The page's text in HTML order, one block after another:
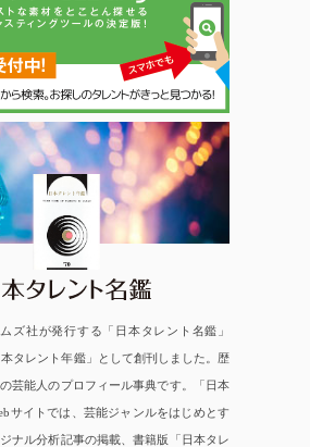
ズ社が発行する「日本タレント名鑑」
タレント年鑑」として創刊しました。歴
芸能人のプロフィール事典です。「日本
サイトでは、芸能ジャンルをはじめとす
ナル分析記事の掲載、書籍版「日本タレ